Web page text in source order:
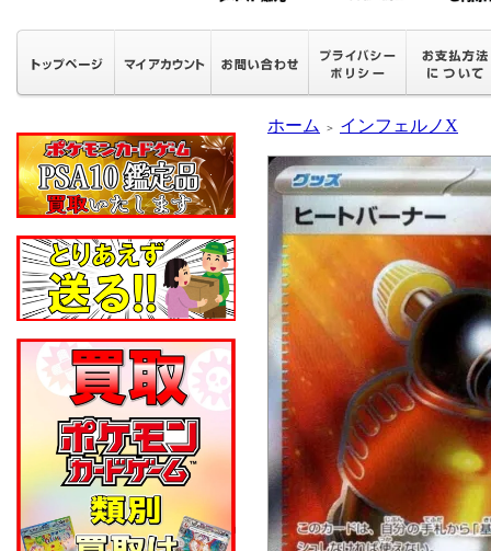
ホーム ＞ インフェルノX